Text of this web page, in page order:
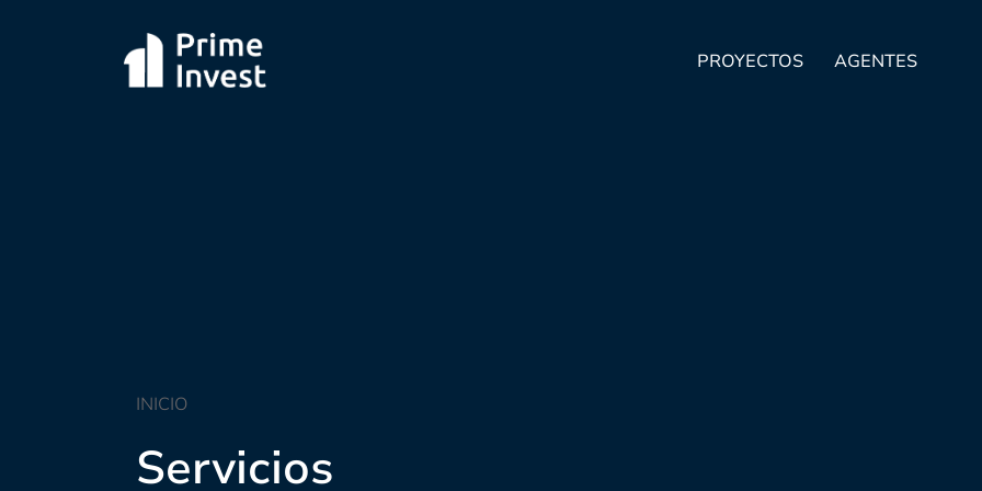
PROYECTOS AGENTES
INICIO
Servicios